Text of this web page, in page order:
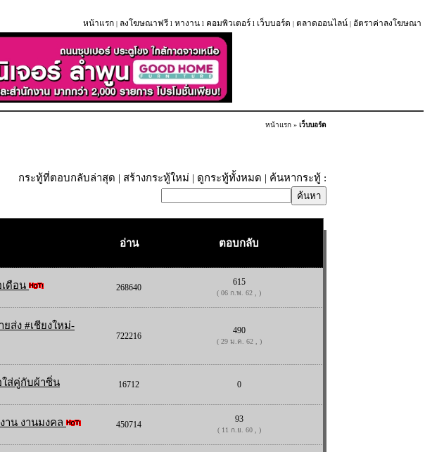
หน้าแรก | ลงโฆษณาฟรี l หางาน l คอมพิวเตอร์ l เว็บบอร์ด | ตลาดออนไลน์ | อัตราค่าลงโฆษณา
หน้าแรก » เว็บบอร์ด
กระทู้ที่ตอบกลับล่าสุด | สร้างกระทู้ใหม่ | ดูกระทู้ทั้งหมด | ค้นหากระทู้ :
อ่าน ตอบกลับ
ดือน 268640
615
( 06 ก.พ. 62 , )
ส่ง #เชียงใหม่-
722216
490
( 29 ม.ค. 62 , )
ใส่คู่กับผ้าซิ่น 16712 0
าน งานมงคล 450714
93
( 11 ก.ย. 60 , )